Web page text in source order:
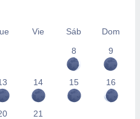
Vie Sáb
Dom
8
9
14 15 16
21